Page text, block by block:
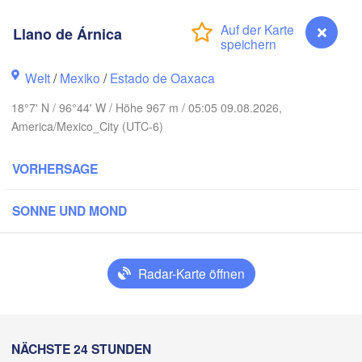
Llano de Árnica
Welt/Mexiko /Estado de Oaxaca
18°7' N / 96°44' W / Höhe 967 m / 05:05 09.08.2026,
America/Mexico_City (UTC-6)
VORHERSAGE
SONNE UND MOND
Radar-Karte öffnen
NÄCHSTE 24 STUNDEN
Reynosa
Ciudad Victoria
Poza Rica
Llano de Árnica
H